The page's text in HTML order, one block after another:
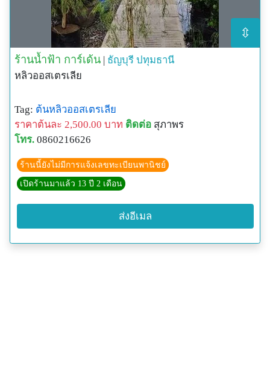
⇳
ร้านน้ำฟ้า การ์เด้น | ธัญบุรี ปทุมธานี
หลิวออสเตรเลีย
Tag: ต้นหลิวออสเตรเลีย
ราคาต้นละ 2,500.00 บาท ติดต่อ สุภาพร
โทร. 0860216626
ร้านนี้ยังไม่มีการแจ้งเลขทะเบียนพานิชย์
เปิดร้านมาแล้ว 13 ปี 2 เดือน
ส่งอีเมล